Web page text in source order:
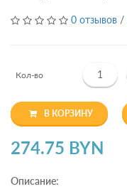
0 отзывов /
Кол-во
В КОРЗИНУ
274.75 BYN
Описание: